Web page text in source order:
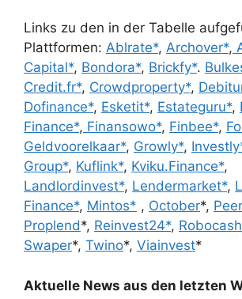
Links zu den in der Tabelle
Plattformen: Ablrate*, Archover*,
Capital*, Bondora*, Brickfy*.
Credit.fr*, Crowdproperty*,
Dofinance*, Esketit*, Estateguru*,
Finance*, Finansowo*, Finbee*,
Geldvoorelkaar*, Growly*,
Group*, Kuflink*, Kviku.Finance*,
Landlordinvest*, Lendermarket*,
Finance*, Mintos* , October*,
Proplend*, Reinvest24*,
Swaper*, Twino*, Viainvest*
Aktuelle News aus den letzten